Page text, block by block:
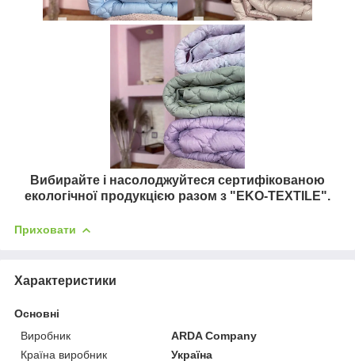
Вибирайте і насолоджуйтеся сертифікованою
екологічної продукцією разом з "EKO-TEXTILE".
Приховати
Характеристики
Основні
Виробник
ARDA Company
Країна виробник
Україна